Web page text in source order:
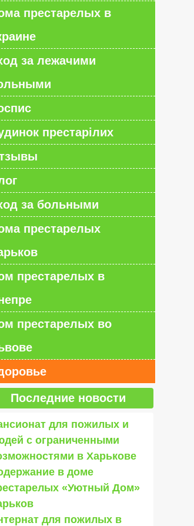
престарелых в
за лежачими
престарілих
за больными
престарелых
престарелых в
престарелых во
Последние новости
для пожилых и
с ограниченными
в Харькове
в доме
«Уютный Дом»
для пожилых в